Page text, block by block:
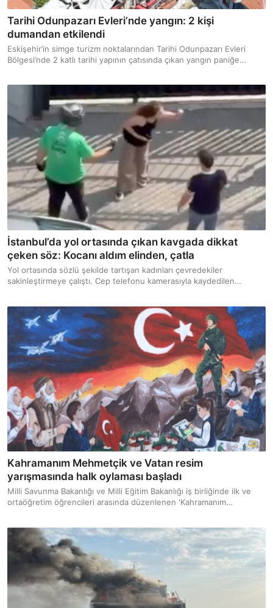
Tarihi Odunpazarı Evleri’nde yangın: 2 kişi
dumandan etkilendi
Eskişehir’in simge turizm noktalarından Tarihi Odunpazarı Evleri
Bölgesi’nde 2 katlı tarihi yapının çatısında çıkan yangın paniğe
İstanbul’da yol ortasında çıkan kavgada dikkat
çeken söz: Kocanı aldım elinden, çatla
Yol ortasında sözlü şekilde tartışan kadınları çevredekiler
sakinleştirmeye çalıştı. Cep telefonu kamerasıyla kaydedilen
Kahramanım Mehmetçik ve Vatan resim
yarışmasında halk oylaması başladı
Milli Savunma Bakanlığı ve Milli Eğitim Bakanlığı iş birliğinde ilk ve
ortaöğretim öğrencileri arasında düzenlenen 'Kahramanım
başlandı.